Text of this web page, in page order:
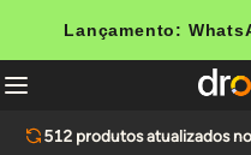
Lançamento:
512 produtos atualizados